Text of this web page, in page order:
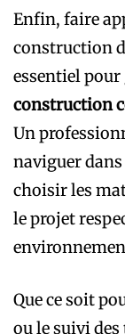
Enfin, faire
construction
essentiel
construction
Un
naviguer
choisir les
le projet
Que ce soit
ou le suivi